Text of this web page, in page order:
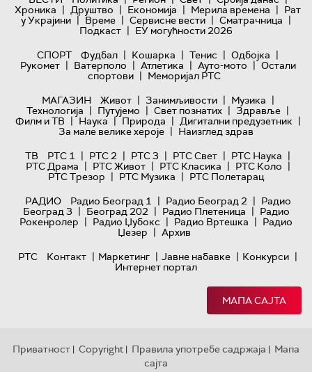
Хроника | Друштво | Економија | Мерила времена | Рат
у Украјини | Време | Сервисне вести | Сматрачница |
Подкаст | ЕУ могућности 2026
СПОРТ
Фудбал | Кошарка | Тенис | Одбојка |
Рукомет | Ватерполо | Атлетика | Ауто-мото | Остали
спортови | Меморијал РТС
МАГАЗИН
Живот | Занимљивости | Музика |
Технологијa | Путујемо | Свет познатих | Здравље |
Филм и ТВ | Наука | Природа | Дигитални предузетник |
За мале велике хероје | Наизглед здрав
ТВ
РТС 1 | РТС 2 | РТС 3 | РТС Свет | РТС Наука |
РТС Драма | РТС Живот | РТС Класика | РТС Коло |
РТС Трезор | РТС Музика | РТС Полетарац
РАДИО
Радио Београд 1 | Радио Београд 2 | Радио
Београд 3 | Београд 202 | Радио Плетеница | Радио
Рокенролер | Радио Џубокс | Радио Вртешка | Радио
Џезер | Архив
РТС
Контакт | Маркетинг | Јавне набавке | Конкурси |
Интернет портал
МАПА САЈТА
Приватност | Copyright | Правила употребе садржаја | Мапа
сајта